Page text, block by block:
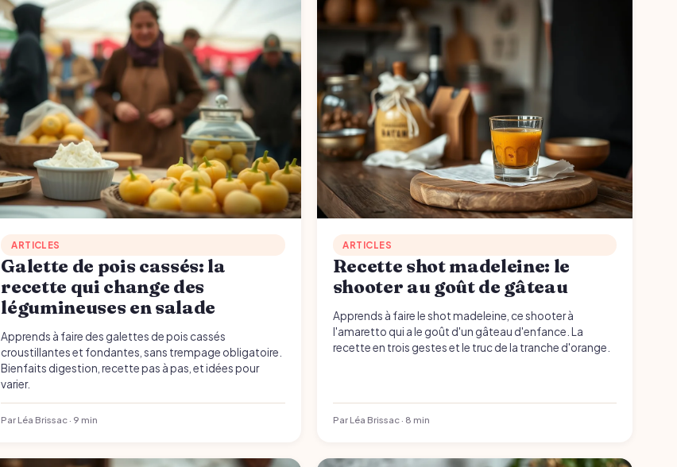
ARTICLES
Galette de pois cassés: la
recette qui change des
légumineuses en salade
Apprends à faire des galettes de pois cassés
croustillantes et fondantes, sans trempage obligatoire.
Bienfaits digestion, recette pas à pas, et idées pour
varier.
Par Léa Brissac · 9 min
ARTICLES
Recette shot madeleine: le
shooter au goût de gâteau
Apprends à faire le shot madeleine, ce shooter à
l'amaretto qui a le goût d'un gâteau d'enfance. La
recette en trois gestes et le truc de la tranche d'orange.
Par Léa Brissac · 8 min